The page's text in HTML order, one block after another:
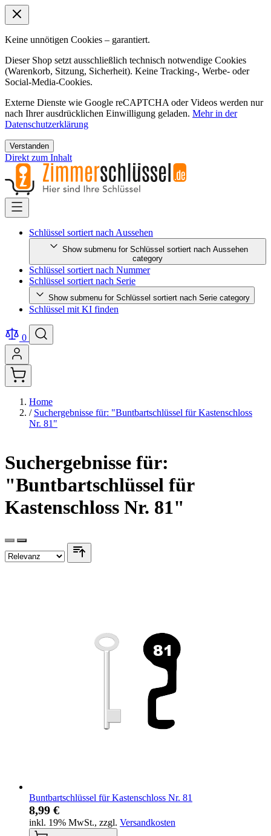
Keine unnötigen Cookies – garantiert.
Dieser Shop setzt ausschließlich technisch notwendige Cookies
(Warenkorb, Sitzung, Sicherheit). Keine Tracking-, Werbe- oder
Social-Media-Cookies.
Externe Dienste wie Google reCAPTCHA oder Videos werden nur
nach Ihrer ausdrücklichen Einwilligung geladen. Mehr in der
Datenschutzerklärung
Verstanden
Direkt zum Inhalt
Schlüssel sortiert nach Aussehen
Show submenu for Schlüssel sortiert nach Aussehen
category
Schlüssel sortiert nach Nummer
Schlüssel sortiert nach Serie
Show submenu for Schlüssel sortiert nach Serie category
Schlüssel mit KI finden
0
Home
/ Suchergebnisse für: "Buntbartschlüssel für Kastenschloss
Nr. 81"
Suchergebnisse für:
"Buntbartschlüssel für
Kastenschloss Nr. 81"
Buntbartschlüssel für Kastenschloss Nr. 81
8,99 €
inkl. 19% MwSt., zzgl. Versandkosten